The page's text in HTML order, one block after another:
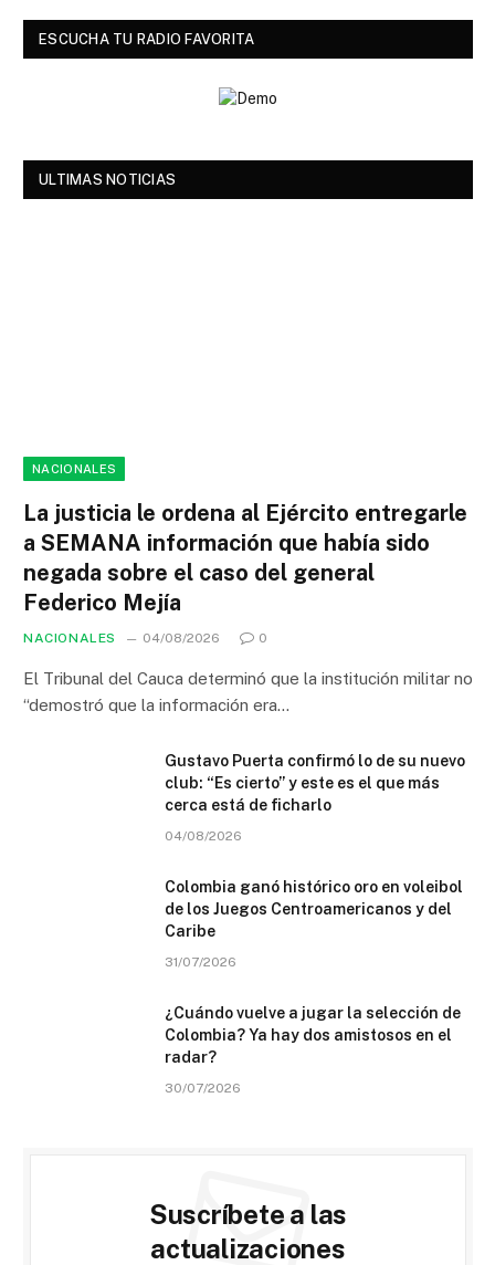
ESCUCHA TU RADIO FAVORITA
ULTIMAS NOTICIAS
NACIONALES
La justicia le ordena al Ejército entregarle
a SEMANA información que había sido
negada sobre el caso del general
Federico Mejía
NACIONALES 04/08/2026 0
El Tribunal del Cauca determinó que la institución militar no
“demostró que la información era…
Gustavo Puerta confirmó lo de su nuevo
club: “Es cierto” y este es el que más
cerca está de ficharlo
04/08/2026
Colombia ganó histórico oro en voleibol
de los Juegos Centroamericanos y del
Caribe
31/07/2026
¿Cuándo vuelve a jugar la selección de
Colombia? Ya hay dos amistosos en el
radar?
30/07/2026
Suscríbete a las
actualizaciones